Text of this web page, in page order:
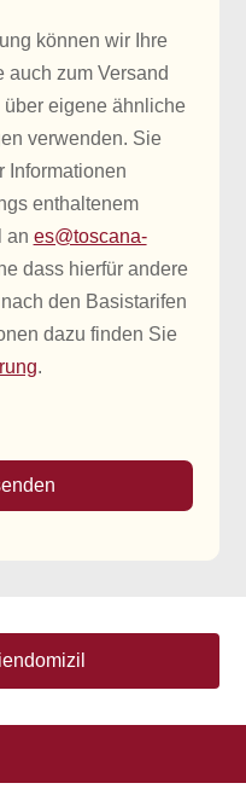
können wir Ihre
zum Versand
eigene ähnliche
verwenden. Sie
Informationen
enthaltenem
an es@toscana-
dass hierfür andere
den Basistarifen
dazu finden Sie
.